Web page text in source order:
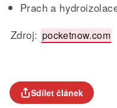
Prach a
Zdroj: pocketnow.com
Sdílet článek